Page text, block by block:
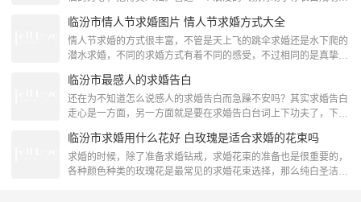
可以借鉴。 1.先选择一个浪漫的约会地方：像喷泉公园，旋转餐厅
或者是自然公园。你俩在那约会之后，你先有个铺垫，浪漫的话都
说过后，邀请请附近的人给你拍照片。之后单膝跪下，向她表
临汾市情人节求婚图片 情人节求婚方式大全
情人节求婚的方式很丰富，不管是天上飞的跳伞求婚还是水下爬的
潜水求婚，不同的求婚方式有着不同的感受，不过相同的是真挚的
览。 一、情人节求婚之球场欢歌看球赛也许不是她喜欢做的事，
不过想想看，在球场休息的15分钟——那幸福的15分钟，借助体育
场的大屏幕，整个球场的人都会看到你跪在她的面前，给她戴上一
临汾市最感人的求婚告白
还在为不知道怎么说感人的求婚告白而急躁不安吗？其实求婚告白
走心是一方面，另一方面就是要在求婚告白台词上下功夫了，下面
心。求婚告白一我是一个很幸运的人，这辈子能够遇见你是我人生
最大的幸运，虽然我不是一个善于表达的人，但是我有一颗真诚爱
你的心，不管以后顺境还是逆境，我都会一直陪着你，我渴望和你
临汾市求婚用什么花好 白玫瑰是适合求婚的花束吗
求婚的时候，除了准备求婚钻戒，求婚花束的准备也是很重要的，
各种颜色种类的玫瑰花是最常见的求婚花束选择，那么纯白圣洁的